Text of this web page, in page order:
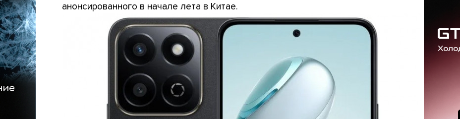
анонсированного в начале лета в Китае.